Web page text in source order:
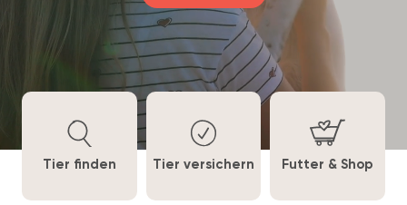
Tier finden Tier versichern Futter & Shop